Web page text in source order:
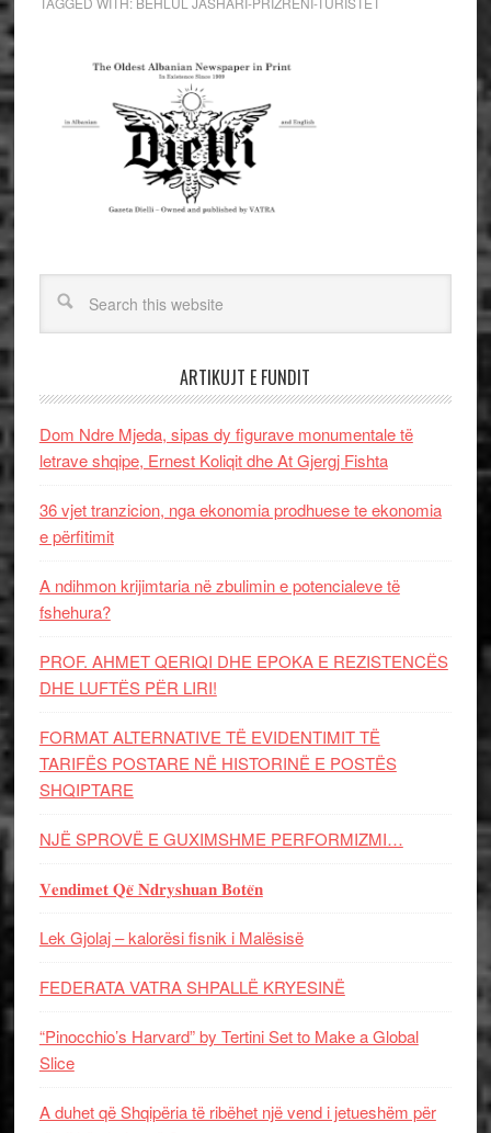
ARTIKUJT E FUNDIT
Dom Ndre Mjeda, sipas dy figurave monumentale të
letrave shqipe, Ernest Koliqit dhe At Gjergj Fishta
36 vjet tranzicion, nga ekonomia prodhuese te ekonomia
e përfitimit
A ndihmon krijimtaria në zbulimin e potencialeve të
fshehura?
PROF. AHMET QERIQI DHE EPOKA E REZISTENCЁS
DHE LUFTЁS PЁR LIRI!
FORMAT ALTERNATIVE TË EVIDENTIMIT TË
TARIFËS POSTARE NË HISTORINË E POSTËS
SHQIPTARE
NJË SPROVË E GUXIMSHME PERFORMIZMI…
𝐕𝐞𝐧𝐝𝐢𝐦𝐞𝐭 𝐐𝐞̈ 𝐍𝐝𝐫𝐲𝐬𝐡𝐮𝐚𝐧 𝐁𝐨𝐭𝐞̈𝐧
Lek Gjolaj – kalorësi fisnik i Malësisë
FEDERATA VATRA SHPALLË KRYESINË
“Pinocchio’s Harvard” by Tertini Set to Make a Global
Slice
A duhet që Shqipëria të ribëhet një vend i jetueshëm për